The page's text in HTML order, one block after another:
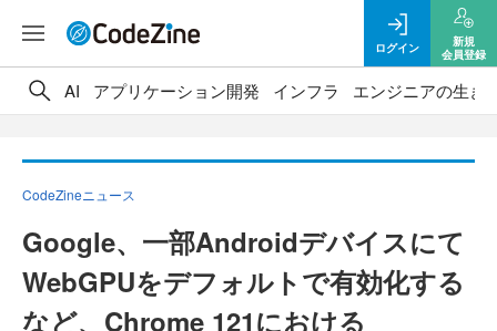
ログイン
新規
会員登録
AI アプリケーション開発 インフラ エンジニアの生き
CodeZineニュース
Google、一部Androidデバイスにて
WebGPUをデフォルトで有効化する
など、Chrome 121における